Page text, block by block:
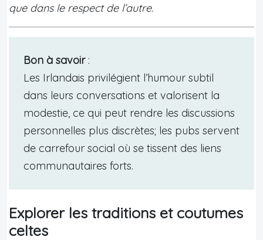
que dans le respect de l’autre.
Bon à savoir:
Les Irlandais privilégient l’humour subtil
dans leurs conversations et valorisent la
modestie, ce qui peut rendre les discussions
personnelles plus discrètes; les pubs servent
de carrefour social où se tissent des liens
communautaires forts.
Explorer les traditions et coutumes
celtes